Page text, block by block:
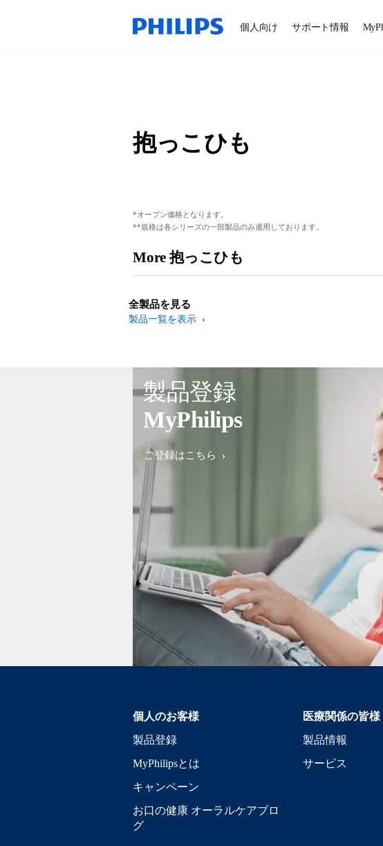
個人向け サポート情報
抱っこひも
*オープン価格となります。
**規格は各シリーズの一部製品のみ適用しております。
More 抱っこひも
全製品を見る
製品一覧を表示
製品登録
MyPhilips
ご登録はこちら
個人のお客様
製品登録
MyPhilipsとは
キャンペーン
お口の健康 オーラルケアブロ
グ
医療関係の皆様
製品情報
サービス